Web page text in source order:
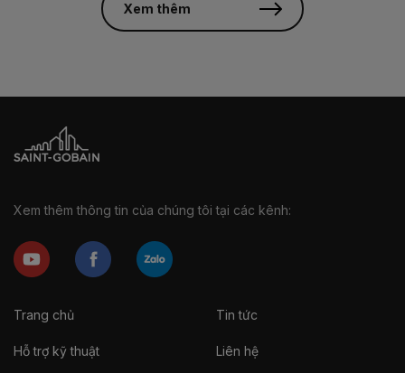
Xem thêm
Xem thêm thông tin của chúng tôi tại các kênh:
Trang chủ
Hỗ trợ kỹ thuật
Tin tức
Liên hệ